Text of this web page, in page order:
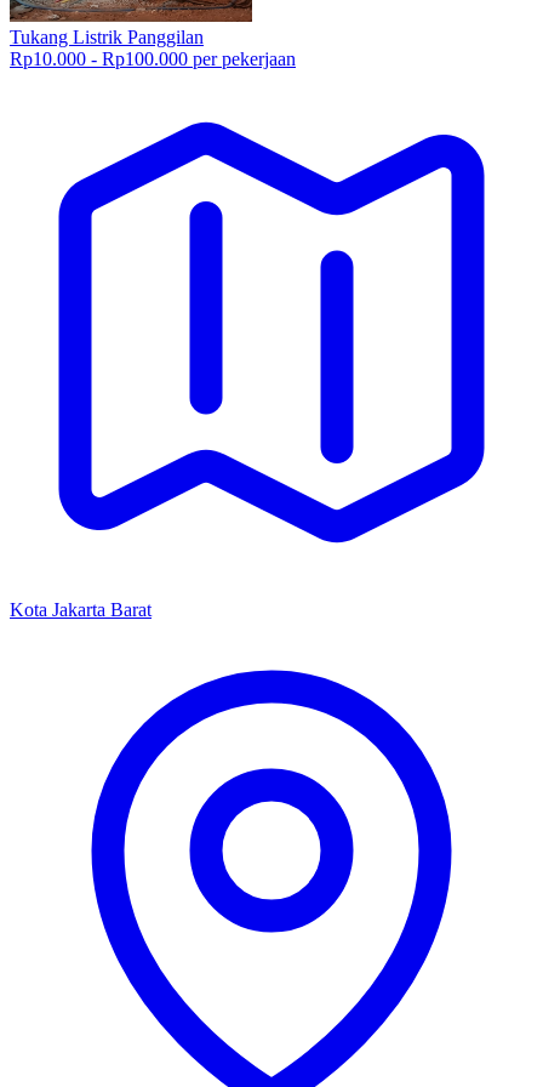
Tukang Listrik Panggilan
Rp10.000 - Rp100.000 per pekerjaan
Kota Jakarta Barat